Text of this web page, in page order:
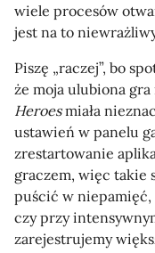
wiele procesów
jest na to
Piszę „raczej”, bo
że moja ulubiona
Heroesmiała
ustawień w panelu
zrestartowanie
graczem, więc takie
puścić w niepamięć,
czy przy
zarejestrujemy